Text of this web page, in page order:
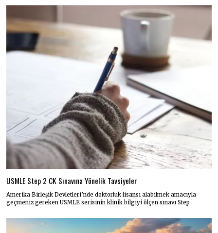
USMLE Step 2 CK Sınavına Yönelik Tavsiyeler
Amerika Birleşik Devletleri’nde doktorluk lisansı alabilmek amacıyla
geçmeniz gereken USMLE serisinin klinik bilgiyi ölçen sınavı Step